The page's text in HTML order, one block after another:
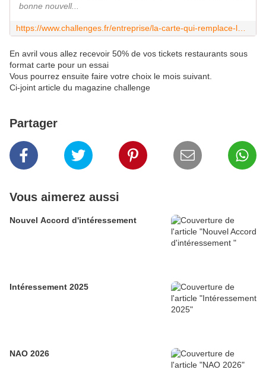
bonne nouvell...
En avril vous allez recevoir 50% de vos tickets restaurants sous
format carte pour un essai
Vous pourrez ensuite faire votre choix le mois suivant.
Ci-joint article du magazine challenge
Partager
Vous aimerez aussi
Nouvel Accord d'intéressement
Intéressement 2025
NAO 2026